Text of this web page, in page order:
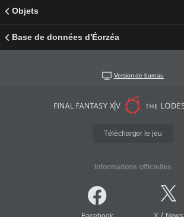
Objets
Base de données d'Éorzéa
Version de bureau
Télécharger le jeu
Informations officielles